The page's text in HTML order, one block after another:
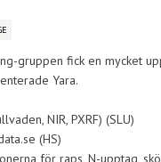
gruppen fick en mycket
Yara.
NIR, PXRF) (SLU)
(HS)
för raps, N-upptag,